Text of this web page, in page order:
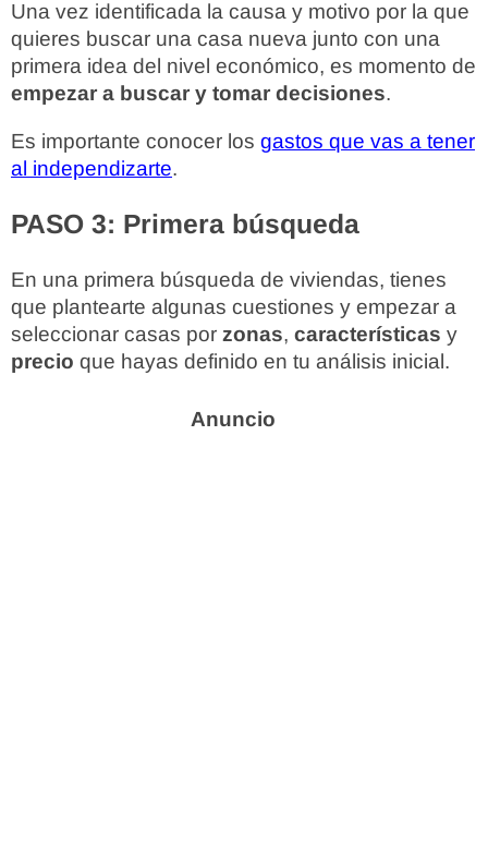
Una vez identificada la causa y motivo por la que
quieres buscar una casa nueva junto con una
primera idea del nivel económico, es momento de
empezar a buscar y tomar decisiones.
Es importante conocer los gastos que vas a tener
al independizarte.
PASO 3: Primera búsqueda
En una primera búsqueda de viviendas, tienes
que plantearte algunas cuestiones y empezar a
seleccionar casas por zonas, características y
precio que hayas definido en tu análisis inicial.